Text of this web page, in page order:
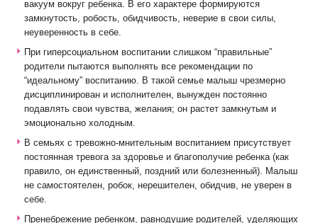
вакуум вокруг ребенка. В его характере формируются
замкнутость, робость, обидчивость, неверие в свои силы,
неуверенность в себе.
При гиперсоциальном воспитании слишком “правильные”
родители пытаются выполнять все рекомендации по
“идеальному” воспитанию. В такой семье малыш чрезмерно
дисциплинирован и исполнителен, вынужден постоянно
подавлять свои чувства, желания; он растет замкнутым и
эмоционально холодным.
В семьях с тревожно-мнительным воспитанием присутствует
постоянная тревога за здоровье и благополучие ребенка (как
правило, он единственный, поздний или болезненный). Малыш
не самостоятелен, робок, нерешителен, обидчив, не уверен в
себе.
Пренебрежение ребенком, равнодушие родителей, уделяющих